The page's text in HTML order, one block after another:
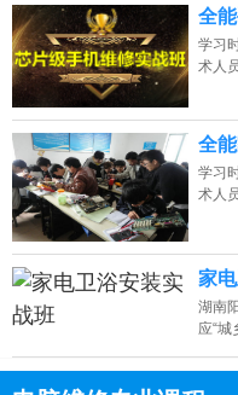
全
学习
术人
全
学习
术人
家
湖南
应“